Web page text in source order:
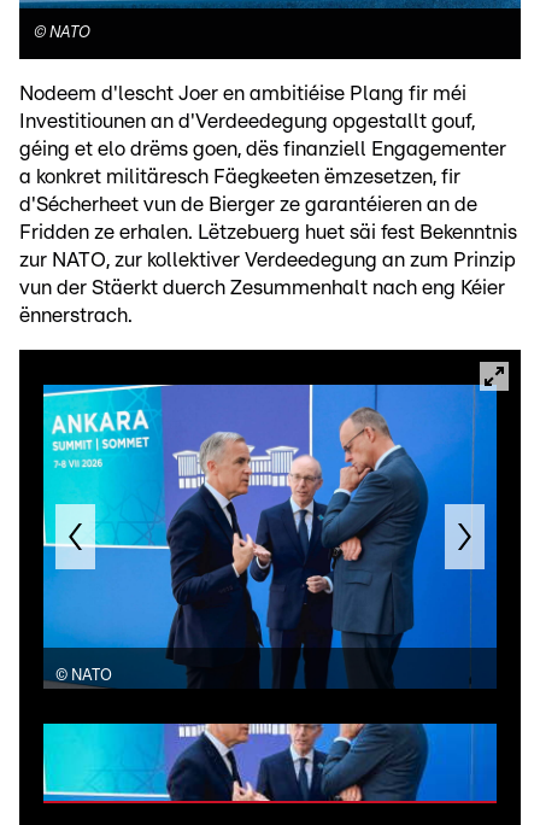
© NATO
Nodeem d'lescht Joer en ambitiéise Plang fir méi
Investitiounen an d'Verdeedegung opgestallt gouf,
géing et elo drëms goen, dës finanziell Engagementer
a konkret militäresch Fäegkeeten ëmzesetzen, fir
d'Sécherheet vun de Bierger ze garantéieren an de
Fridden ze erhalen. Lëtzebuerg huet säi fest Bekenntnis
zur NATO, zur kollektiver Verdeedegung an zum Prinzip
vun der Stäerkt duerch Zesummenhalt nach eng Kéier
ënnerstrach.
© NATO